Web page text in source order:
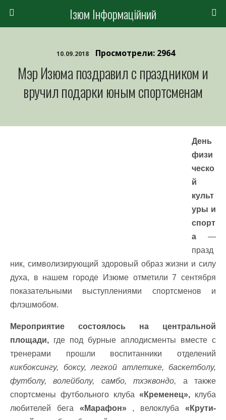
Ізюм Інформаційний
10.09.2018 Просмотрели: 2964
Мэр Изюма поздравил с праздником и
вручил подарки юным спортсменам
День
физи
ческо
й
культ
уры и
спорт
а —
празд
ник, символизирующий здоровый образ жизни и силу
духа, в нашем городе Изюме отметили 7 сентября
показательными выступлениями спортсменов и
флэшмобом.
Мероприятие состоялось на центральной
площади, где под бурные аплодисменты вместе с
тренерами прошли воспитанники отделений
кикбоксингу, боксу, легкой атлетике, баскетболу,
футболу, волейболу, самбо, тхэквондо, а также
спортсмены футбольного клуба «Кременец», клуба
любителей бега «Марафон», велоклуба«Крути-